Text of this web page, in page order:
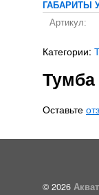
ГАБАРИТЫ
Артикул:
Категории:
Оставьте
© 2026